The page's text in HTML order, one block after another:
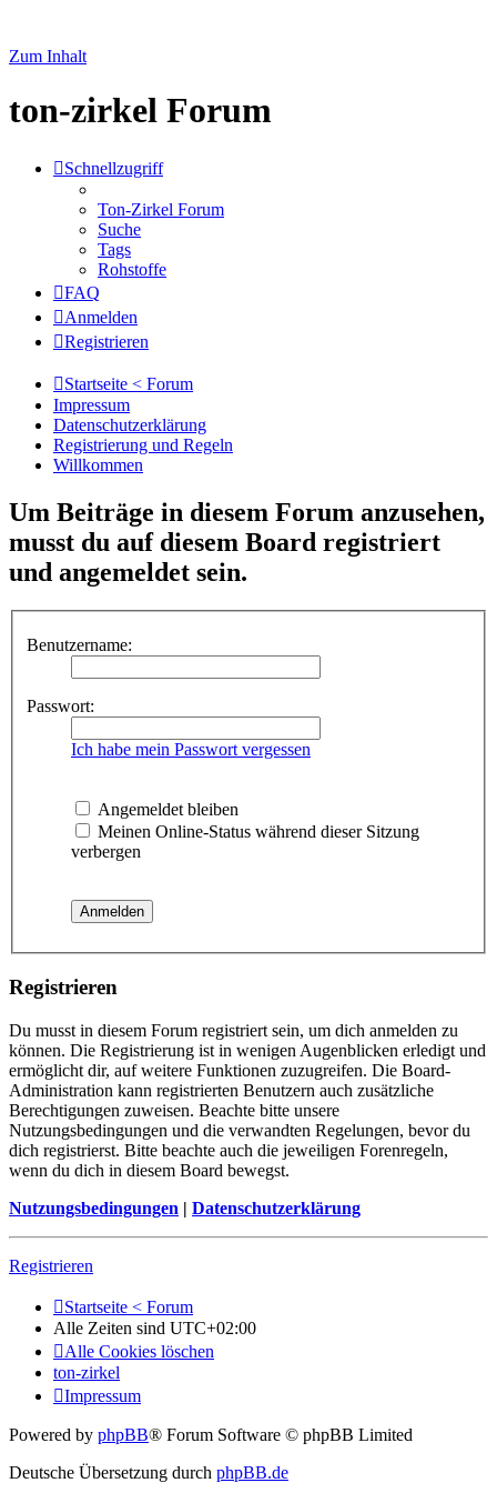
Zum Inhalt
ton-zirkel Forum
Schnellzugriff
Ton-Zirkel Forum
Suche
Tags
Rohstoffe
FAQ
Anmelden
Registrieren
Startseite < Forum
Impressum
Datenschutzerklärung
Registrierung und Regeln
Willkommen
Um Beiträge in diesem Forum anzusehen,
musst du auf diesem Board registriert
und angemeldet sein.
Benutzername:
Passwort:
Ich habe mein Passwort vergessen
Angemeldet bleiben
Meinen Online-Status während dieser Sitzung
verbergen
Registrieren
Du musst in diesem Forum registriert sein, um dich anmelden zu
können. Die Registrierung ist in wenigen Augenblicken erledigt und
ermöglicht dir, auf weitere Funktionen zuzugreifen. Die Board-
Administration kann registrierten Benutzern auch zusätzliche
Berechtigungen zuweisen. Beachte bitte unsere
Nutzungsbedingungen und die verwandten Regelungen, bevor du
dich registrierst. Bitte beachte auch die jeweiligen Forenregeln,
wenn du dich in diesem Board bewegst.
Nutzungsbedingungen | Datenschutzerklärung
Registrieren
Startseite < Forum
Alle Zeiten sind UTC+02:00
Alle Cookies löschen
ton-zirkel
Impressum
Powered by phpBB® Forum Software © phpBB Limited
Deutsche Übersetzung durch phpBB.de